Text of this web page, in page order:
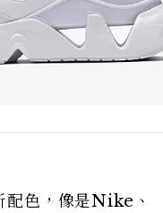
配色，像是Nike、